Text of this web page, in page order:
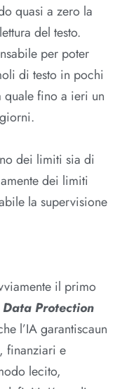
quasi a zero la
del testo.
per poter
di testo in pochi
fino a ieri un
dei limiti sia di
dei limiti
la supervisione
il primo
Protection
l’IA garantiscaun
finanziari e
lecito,